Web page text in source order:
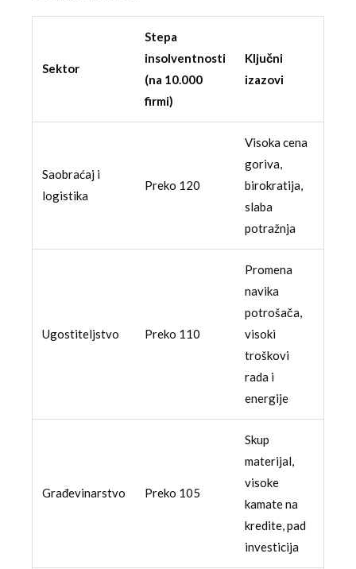
Sektor
Stepa
insolventnosti
(na 10.000
firmi)
Ključni
izazovi
Saobraćaj i
logistika
Preko 120
Visoka cena
goriva,
birokratija,
slaba
potražnja
Ugostiteljstvo Preko 110
Promena
navika
potrošača,
visoki
troškovi
rada i
energije
Građevinarstvo Preko 105
Skup
materijal,
visoke
kamate na
kredite, pad
investicija